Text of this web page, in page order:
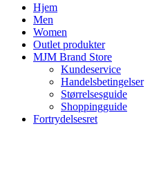
Hjem
Men
Women
Outlet produkter
MJM Brand Store
Kundeservice
Handelsbetingelser
Størrelsesguide
Shoppingguide
Fortrydelsesret